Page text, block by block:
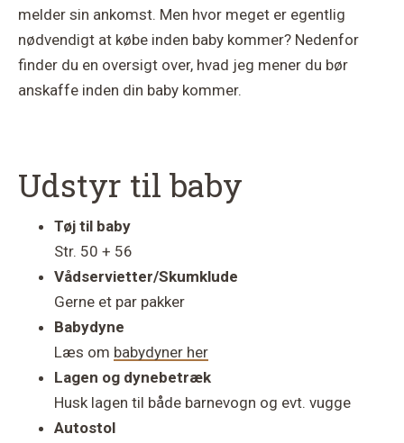
melder sin ankomst. Men hvor meget er egentlig
nødvendigt at købe inden baby kommer? Nedenfor
finder du en oversigt over, hvad jeg mener du bør
anskaffe inden din baby kommer.
Udstyr til baby
Tøj til baby
Str. 50 + 56
Vådservietter/Skumklude
Gerne et par pakker
Babydyne
Læs om babydyner her
Lagen og dynebetræk
Husk lagen til både barnevogn og evt. vugge
Autostol